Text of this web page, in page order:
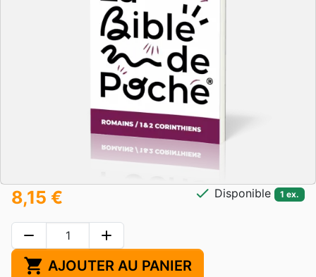
8,15 € check Disponible 1 ex.
remove add
shopping_cart AJOUTER AU PANIER